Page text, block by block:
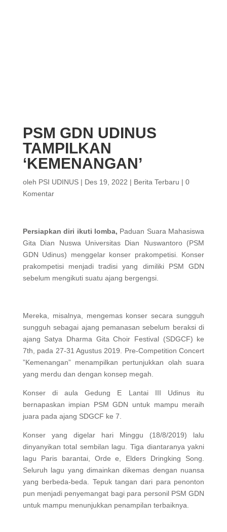
PSM GDN UDINUS
TAMPILKAN
‘KEMENANGAN’
oleh PSI UDINUS| Des 19, 2022 | Berita Terbaru | 0
Komentar
Persiapkan diri ikuti lomba, Paduan Suara Mahasiswa
Gita Dian Nuswa Universitas Dian Nuswantoro (PSM
GDN Udinus) menggelar konser prakompetisi. Konser
prakompetisi menjadi tradisi yang dimiliki PSM GDN
sebelum mengikuti suatu ajang bergengsi.
Mereka, misalnya, mengemas konser secara sungguh
sungguh sebagai ajang pemanasan sebelum beraksi di
ajang Satya Dharma Gita Choir Festival (SDGCF) ke
7th, pada 27-31 Agustus 2019. Pre-Competition Concert
”Kemenangan” menampilkan pertunjukkan olah suara
yang merdu dan dengan konsep megah.
Konser di aula Gedung E Lantai III Udinus itu
bernapaskan impian PSM GDN untuk mampu meraih
juara pada ajang SDGCF ke 7.
Konser yang digelar hari Minggu (18/8/2019) lalu
dinyanyikan total sembilan lagu. Tiga diantaranya yakni
lagu Paris barantai, Orde e, Elders Dringking Song.
Seluruh lagu yang dimainkan dikemas dengan nuansa
yang berbeda-beda. Tepuk tangan dari para penonton
pun menjadi penyemangat bagi para personil PSM GDN
untuk mampu menunjukkan penampilan terbaiknya.